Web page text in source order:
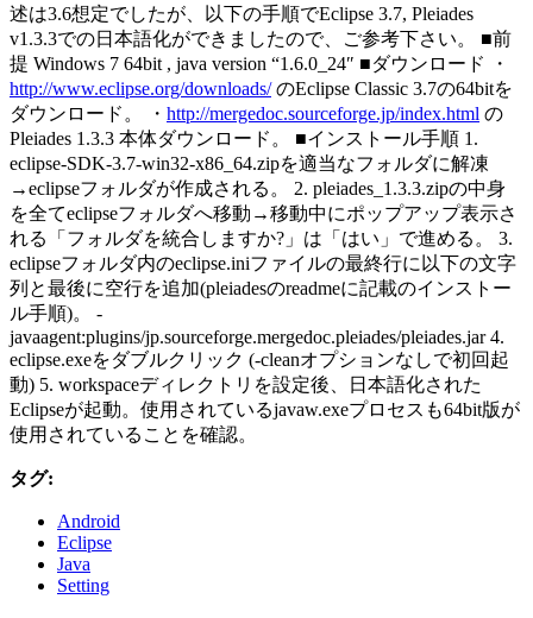
述は3.6想定でしたが、以下の手順でEclipse 3.7, Pleiades
v1.3.3での日本語化ができましたので、ご参考下さい。 ■前
提 Windows 7 64bit , java version “1.6.0_24″ ■ダウンロード ・
http://www.eclipse.org/downloads/のEclipse Classic 3.7の64bitを
ダウンロード。 ・ http://mergedoc.sourceforge.jp/index.html の
Pleiades 1.3.3 本体ダウンロード。 ■インストール手順 1.
eclipse-SDK-3.7-win32-x86_64.zipを適当なフォルダに解凍
→eclipseフォルダが作成される。 2. pleiades_1.3.3.zipの中身
を全てeclipseフォルダへ移動→移動中にポップアップ表示さ
れる「フォルダを統合しますか?」は「はい」で進める。 3.
eclipseフォルダ内のeclipse.iniファイルの最終行に以下の文字
列と最後に空行を追加(pleiadesのreadmeに記載のインストー
ル手順)。 -
javaagent:plugins/jp.sourceforge.mergedoc.pleiades/pleiades.jar 4.
eclipse.exeをダブルクリック (-cleanオプションなしで初回起
動) 5. workspaceディレクトリを設定後、日本語化された
Eclipseが起動。使用されているjavaw.exeプロセスも64bit版が
使用されていることを確認。
タグ:
Android
Eclipse
Java
Setting